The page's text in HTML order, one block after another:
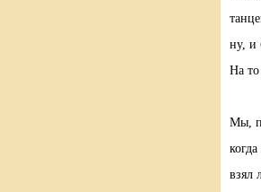
ну, и
На
Мы,
взял